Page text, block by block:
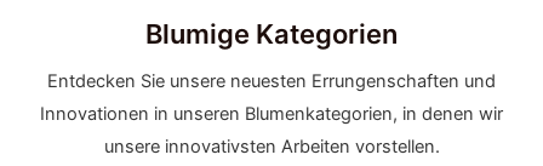
Blumige Kategorien
Entdecken Sie unsere neuesten Errungenschaften und
Innovationen in unseren Blumenkategorien, in denen wir
unsere innovativsten Arbeiten vorstellen.